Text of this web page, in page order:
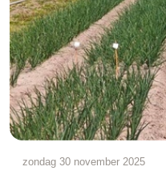
zondag 30 november 2025